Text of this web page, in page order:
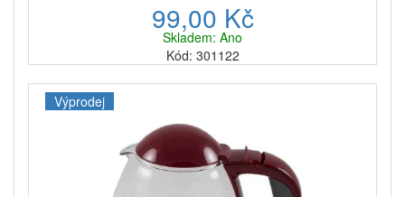
99,00 Kč
Skladem: Ano
Kód: 301122
Výprodej